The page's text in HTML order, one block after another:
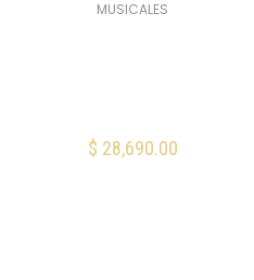
MUSICALES
$ 28,690.00
AÑADIR AL CARRITO